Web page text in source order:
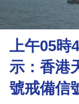
市
上午05時
示：香港
號戒備信